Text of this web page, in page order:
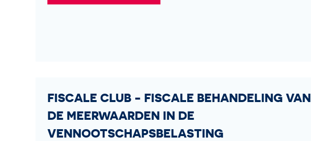
FISCALE CLUB - FISCALE BEHANDELING VAN
DE MEERWAARDEN IN DE
VENNOOTSCHAPSBELASTING